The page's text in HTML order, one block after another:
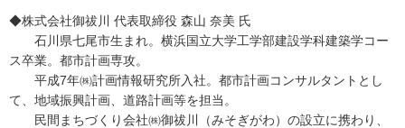
◆株式会社御祓川 代表取締役 森山 奈美 氏
石川県七尾市生まれ。横浜国立大学工学部建設学科建築学コー
ス卒業。都市計画専攻。
平成7年㈱計画情報研究所入社。都市計画コンサルタントとし
て、地域振興計画、道路計画等を担当。
民間まちづくり会社㈱御祓川（みそぎがわ）の設立に携わり、